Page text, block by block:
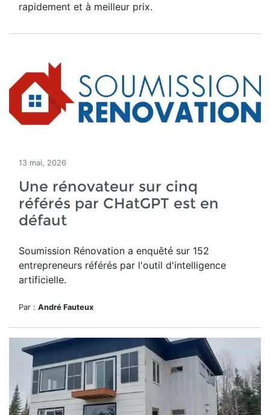
rapidement et à meilleur prix.
13 mai, 2026
Une rénovateur sur cinq
référés par CHatGPT est en
défaut
Soumission Rénovation a enquêté sur 152
entrepreneurs référés par l'outil d'intelligence
artificielle.
Par : André Fauteux